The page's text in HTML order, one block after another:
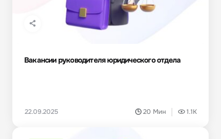
Вакансии руководителя юридического отдела
22.09.2025 20 Мин 1.1K